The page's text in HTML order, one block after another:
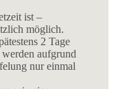
ist –
möglich.
2 Tage
aufgrund
nur einmal